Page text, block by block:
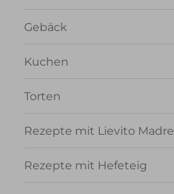
Gebäck
Kuchen
Torten
Rezepte mit Lievito Madre
Rezepte mit Hefeteig